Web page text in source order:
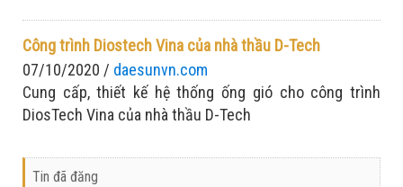
Công trình Diostech Vina của nhà thầu D-Tech
07/10/2020 / daesunvn.com
Cung cấp, thiết kế hệ thống ống gió cho công trình
DiosTech Vina của nhà thầu D-Tech
Tin đã đăng